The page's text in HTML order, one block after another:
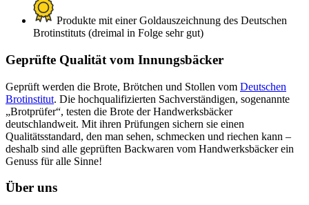
Produkte mit einer Goldauszeichnung des Deutschen
Brotinstituts (dreimal in Folge sehr gut)
Geprüfte Qualität vom Innungsbäcker
Geprüft werden die Brote, Brötchen und Stollen vom Deutschen
Brotinstitut. Die hochqualifizierten Sachverständigen, sogenannte
„Brotprüfer“, testen die Brote der Handwerksbäcker
deutschlandweit. Mit ihren Prüfungen sichern sie einen
Qualitätsstandard, den man sehen, schmecken und riechen kann –
deshalb sind alle geprüften Backwaren vom Handwerksbäcker ein
Genuss für alle Sinne!
Über uns